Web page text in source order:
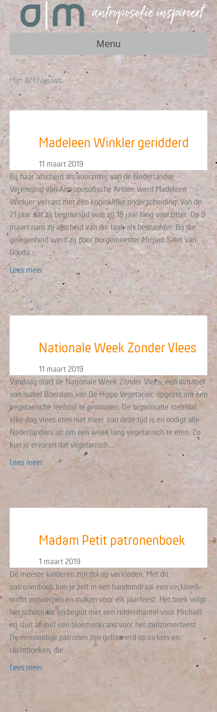
Menu
Mijn AM Nieuws
Madeleen Winkler geridderd
11 maart 2019
Bij haar afscheid als voorzitter van de Nederlandse
Vereniging van Antroposofische Artsen werd Madeleen
Winkler verrast met een koninklijke onderscheiding. Van de
21 jaar dat zij bestuurslid was zij 18 jaar lang voorzitter. Op 9
maart nam zij afscheid van die taak als bestuurder. Bij die
gelegenheid werd zij door burgemeester Mirjam Salet van
Gouda…
Lees meer
Nationale Week Zonder Vlees
11 maart 2019
Vandaag start de Nationale Week Zonder Vlees: een initiatief
van Isabel Boerdam van De Hippe Vegetariër, opgezet om een
vegetarische leefstijl te promoten. De organisatie stelt dat
elke dag vlees eten niet meer van deze tijd is en nodigt alle
Nederlanders uit om een week lang vegetarisch te eten. Zo
kun je ervaren dat vegetarisch…
Lees meer
Madam Petit patronenboek
1 maart 2019
De meeste kinderen zijn dol op verkleden. Met dit
patronenboek kun je zelf in een handomdraai een verkleed-
outfit ontwerpen en maken voor elk jaarfeest. Het boek volgt
het schooljaar en begint met een riddermantel voor Michaël
en sluit af met een bloemenkrans voor het midzomerfeest.
De eenvoudige patronen zijn gebaseerd op cirkels en
rechthoeken, die…
Lees meer